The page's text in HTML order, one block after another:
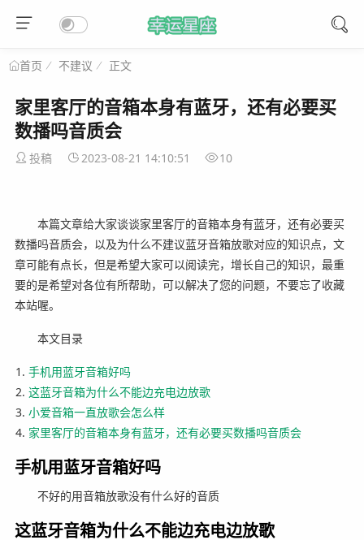
首页 不建议 正文
家里客厅的音箱本身有蓝牙，还有必要买
数播吗音质会
投稿 2023-08-21 14:10:51 10
本篇文章给大家谈谈家里客厅的音箱本身有蓝牙，还有必要买
数播吗音质会，以及为什么不建议蓝牙音箱放歌对应的知识点，文
章可能有点长，但是希望大家可以阅读完，增长自己的知识，最重
要的是希望对各位有所帮助，可以解决了您的问题，不要忘了收藏
本站喔。
本文目录
手机用蓝牙音箱好吗
这蓝牙音箱为什么不能边充电边放歌
小爱音箱一直放歌会怎么样
家里客厅的音箱本身有蓝牙，还有必要买数播吗音质会
手机用蓝牙音箱好吗
不好的用音箱放歌没有什么好的音质
这蓝牙音箱为什么不能边充电边放歌